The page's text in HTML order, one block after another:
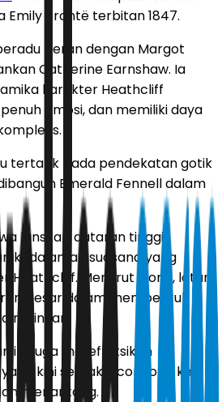
Emily Brontë terbitan 1847.
peran dengan Margot
Catherine Earnshaw. Ia
karakter Heathcliff
emosi, dan memiliki daya
tertarik pada pendekatan gotik
Emerald Fennell dalam
lanskap dataran tinggi
kedalaman suasana yang
Heathcliff. Menurut Elordi, latar
besar dalam membentuk
mainkan.
itu juga merefleksikan
kini semakin condong ke
menantang.